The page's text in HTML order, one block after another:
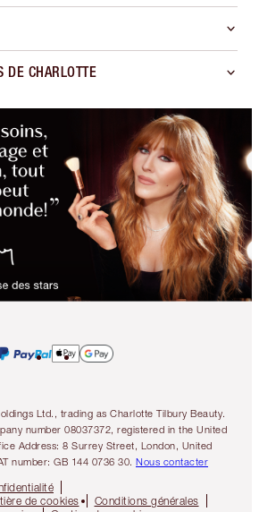
DE CHARLOTTE
Ltd., trading as Charlotte Tilbury Beauty.
number 08037372, registered in the United
Address: 8 Surrey Street, London, United
number: GB 144 0736 30. Nous contacter
de cookies
Conditions générales